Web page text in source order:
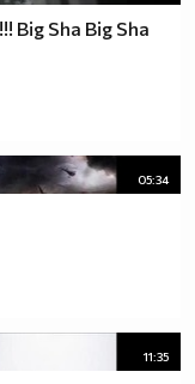
Big Sha Big Sha
05:34
11:35